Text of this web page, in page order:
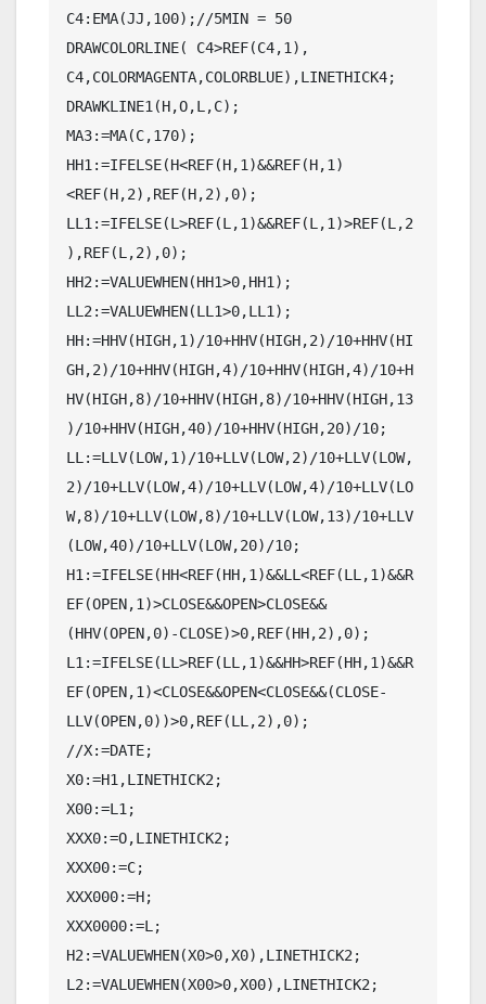
C4:EMA(JJ,100);//5MIN = 50
DRAWCOLORLINE( C4>REF(C4,1),
C4,COLORMAGENTA,COLORBLUE),LINETHICK4;
DRAWKLINE1(H,O,L,C);
MA3:=MA(C,170);
HH1:=IFELSE(H<REF(H,1)&&REF(H,1)
<REF(H,2),REF(H,2),0);
LL1:=IFELSE(L>REF(L,1)&&REF(L,1)>REF(L,2
),REF(L,2),0);
HH2:=VALUEWHEN(HH1>0,HH1);
LL2:=VALUEWHEN(LL1>0,LL1);
HH:=HHV(HIGH,1)/10+HHV(HIGH,2)/10+HHV(HI
GH,2)/10+HHV(HIGH,4)/10+HHV(HIGH,4)/10+H
HV(HIGH,8)/10+HHV(HIGH,8)/10+HHV(HIGH,13
)/10+HHV(HIGH,40)/10+HHV(HIGH,20)/10;
LL:=LLV(LOW,1)/10+LLV(LOW,2)/10+LLV(LOW,
2)/10+LLV(LOW,4)/10+LLV(LOW,4)/10+LLV(LO
W,8)/10+LLV(LOW,8)/10+LLV(LOW,13)/10+LLV
(LOW,40)/10+LLV(LOW,20)/10;
H1:=IFELSE(HH<REF(HH,1)&&LL<REF(LL,1)&&R
EF(OPEN,1)>CLOSE&&OPEN>CLOSE&&
(HHV(OPEN,0)-CLOSE)>0,REF(HH,2),0);
L1:=IFELSE(LL>REF(LL,1)&&HH>REF(HH,1)&&R
EF(OPEN,1)<CLOSE&&OPEN<CLOSE&&(CLOSE-
LLV(OPEN,0))>0,REF(LL,2),0);
//X:=DATE;
X0:=H1,LINETHICK2;
X00:=L1;
XXX0:=O,LINETHICK2;
XXX00:=C;
XXX000:=H;
XXX0000:=L;
H2:=VALUEWHEN(X0>0,X0),LINETHICK2;
L2:=VALUEWHEN(X00>0,X00),LINETHICK2;